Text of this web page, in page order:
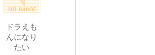
ドラえも
んになり
たい